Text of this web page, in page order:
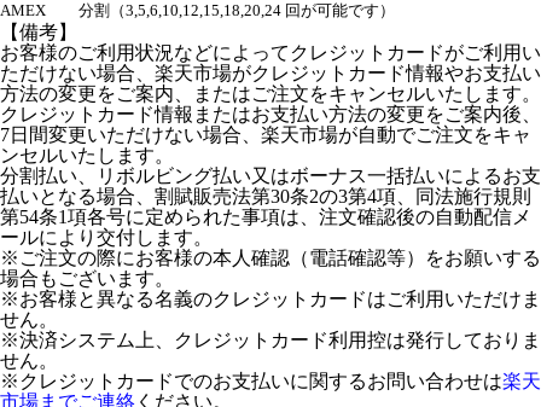
AMEX
分割（3,5,6,10,12,15,18,20,24 回が可能です）
【備考】
お客様のご利用状況などによってクレジットカードがご利用い
ただけない場合、楽天市場がクレジットカード情報やお支払い
方法の変更をご案内、またはご注文をキャンセルいたします。
クレジットカード情報またはお支払い方法の変更をご案内後、
7日間変更いただけない場合、楽天市場が自動でご注文をキャ
ンセルいたします。
分割払い、リボルビング払い又はボーナス一括払いによるお支
払いとなる場合、割賦販売法第30条2の3第4項、同法施行規則
第54条1項各号に定められた事項は、注文確認後の自動配信メ
ールにより交付します。
※ご注文の際にお客様の本人確認（電話確認等）をお願いする
場合もございます。
※お客様と異なる名義のクレジットカードはご利用いただけま
せん。
※決済システム上、クレジットカード利用控は発行しておりま
せん。
※クレジットカードでのお支払いに関するお問い合わせは楽天
市場までご連絡 ください。